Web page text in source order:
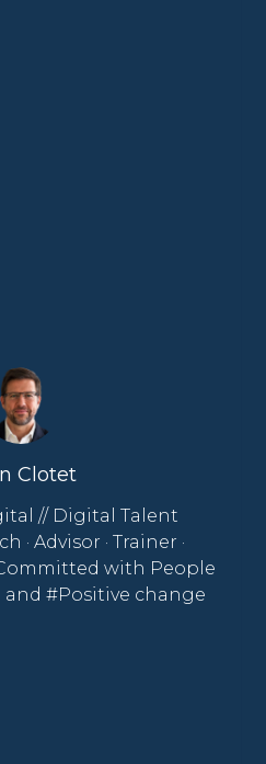
Clotet
// Digital Talent
· Advisor · Trainer ·
with People
#Positive change